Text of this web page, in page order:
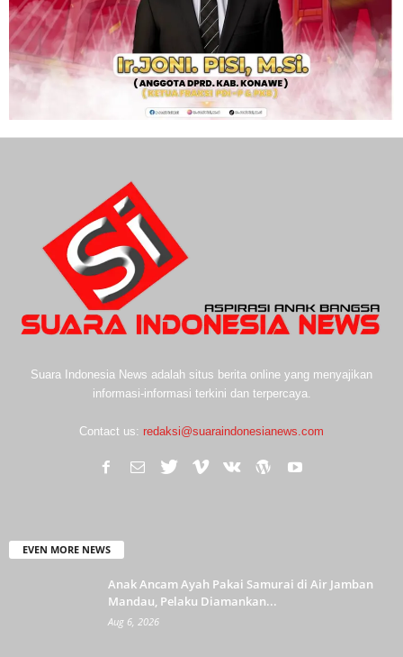
Suara Indonesia News adalah situs berita online yang menyajikan
informasi-informasi terkini dan terpercaya.
Contact us: redaksi@suaraindonesianews.com
EVEN MORE NEWS
Anak Ancam Ayah Pakai Samurai di Air Jamban
Mandau, Pelaku Diamankan...
Aug 6, 2026